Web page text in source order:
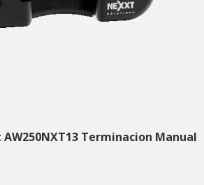
Terminacion Manual